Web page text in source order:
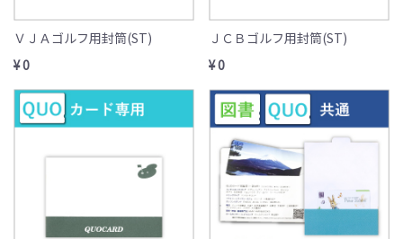
ＶＪＡゴルフ用封筒(ST)
¥ 0
ＪＣＢゴルフ用封筒(ST)
¥ 0